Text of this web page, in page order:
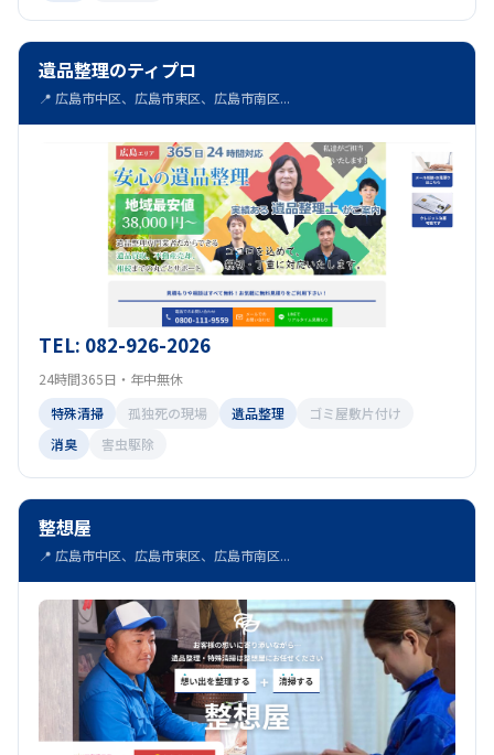
遺品整理のティプロ
📍 広島市中区、広島市東区、広島市南区...
TEL: 082-926-2026
24時間365日・年中無休
特殊清掃
孤独死の現場 遺品整理
ゴミ屋敷片付け
消臭
害虫駆除
整想屋
📍 広島市中区、広島市東区、広島市南区...